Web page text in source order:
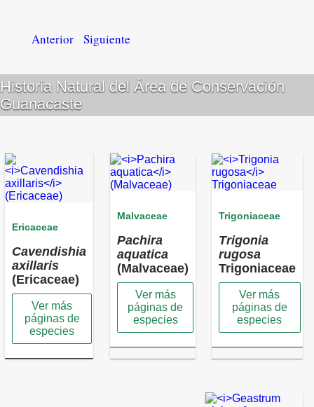
Anterior Siguiente
Historia Natural del Área de Conservación
Guanacaste
Ericaceae
Cavendishia
axillaris
(Ericaceae)
Ver más
páginas de
especies
Malvaceae
Pachira
aquatica
(Malvaceae)
Ver más
páginas de
especies
Trigoniaceae
Trigonia
rugosa
Trigoniaceae
Ver más
páginas de
especies